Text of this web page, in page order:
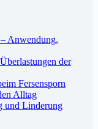
Anwendung,
der
Fersensporn
Alltag
und Linderung